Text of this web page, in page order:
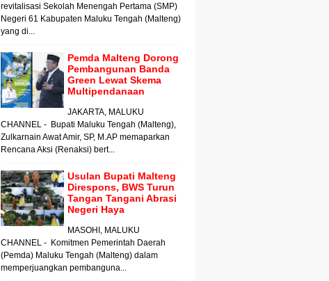
revitalisasi Sekolah Menengah Pertama (SMP)
Negeri 61 Kabupaten Maluku Tengah (Malteng)
yang di...
Pemda Malteng Dorong
Pembangunan Banda
Green Lewat Skema
Multipendanaan
JAKARTA, MALUKU
CHANNEL - Bupati Maluku Tengah (Malteng),
Zulkarnain Awat Amir, SP, M.AP memaparkan
Rencana Aksi (Renaksi) bert...
Usulan Bupati Malteng
Direspons, BWS Turun
Tangan Tangani Abrasi
Negeri Haya
MASOHI, MALUKU
CHANNEL - Komitmen Pemerintah Daerah
(Pemda) Maluku Tengah (Malteng) dalam
memperjuangkan pembanguna...